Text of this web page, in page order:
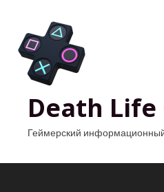
Death Life
Геймерский